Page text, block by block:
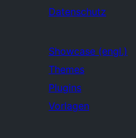
Datenschutz
Showcase (engl.)
Themes
Plugins
Vorlagen